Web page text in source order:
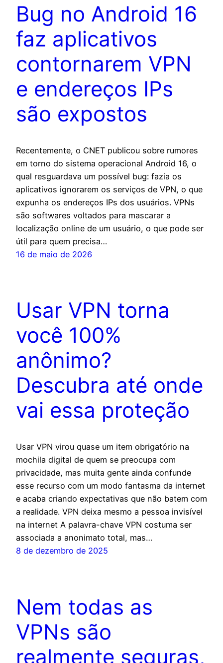
Bug no Android 16
faz aplicativos
contornarem VPN
e endereços IPs
são expostos
Recentemente, o CNET publicou sobre rumores
em torno do sistema operacional Android 16, o
qual resguardava um possível bug: fazia os
aplicativos ignorarem os serviços de VPN, o que
expunha os endereços IPs dos usuários. VPNs
são softwares voltados para mascarar a
localização online de um usuário, o que pode ser
útil para quem precisa…
16 de maio de 2026
Usar VPN torna
você 100%
anônimo?
Descubra até onde
vai essa proteção
Usar VPN virou quase um item obrigatório na
mochila digital de quem se preocupa com
privacidade, mas muita gente ainda confunde
esse recurso com um modo fantasma da internet
e acaba criando expectativas que não batem com
a realidade. VPN deixa mesmo a pessoa invisível
na internet A palavra-chave VPN costuma ser
associada a anonimato total, mas…
8 de dezembro de 2025
Nem todas as
VPNs são
realmente seguras,